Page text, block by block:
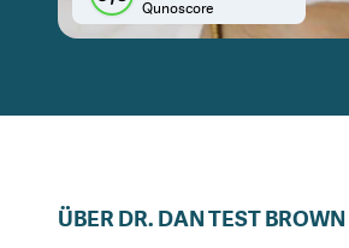
Qunoscore
ÜBER DR. DAN TESTBROWN